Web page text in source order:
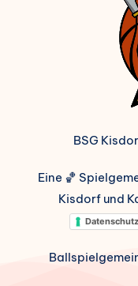
BSG
Eine 🏀
Kisdorf und